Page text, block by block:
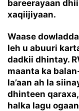
bareerayaan
xaqiijiyaan.
Waase
leh u abuuri
dadkii dhintay.
maanta ka
la’aan ah la
dhinteen
halka lagu